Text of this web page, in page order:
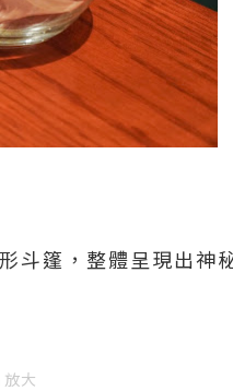
斗篷，整體呈現出神
大